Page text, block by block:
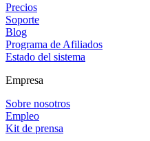
Precios
Soporte
Blog
Programa de Afiliados
Estado del sistema
Empresa
Sobre nosotros
Empleo
Kit de prensa